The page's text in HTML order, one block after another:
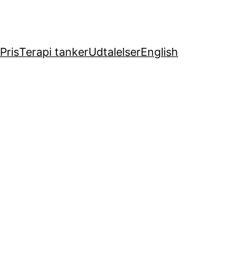
PrisTerapi tankerUdtalelserEnglish